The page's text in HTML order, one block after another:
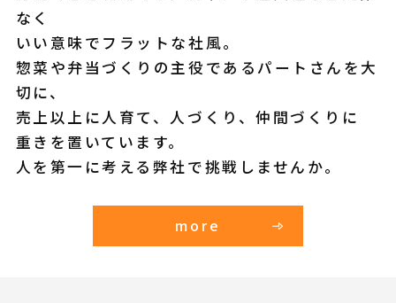
なく
いい意味でフラットな社風。
惣菜や弁当づくりの主役であるパートさんを大
切に、
売上以上に人育て、人づくり、仲間づくりに
重きを置いています。
人を第一に考える弊社で挑戦しませんか。
more